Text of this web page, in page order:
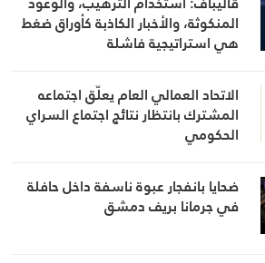
المنكوثة، والأخبار الكاذبة كأوراق ضغط
هي استراتيجية فاشلة
الاتحاد العمالي العام يعلّق اجتماعه
المشترك بانتظار نتائج اجتماع السراي
الحكومي
ضحايا بانفجار عبوة ناسفة داخل حافلة
في جرمانا بريف دمشق